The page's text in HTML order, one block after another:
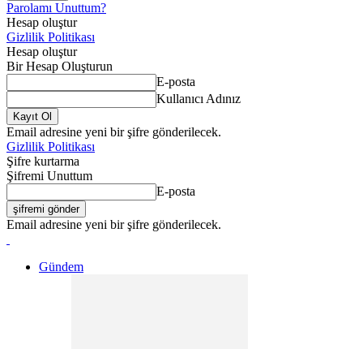
Parolamı Unuttum?
Hesap oluştur
Gizlilik Politikası
Hesap oluştur
Bir Hesap Oluşturun
E-posta
Kullanıcı Adınız
Email adresine yeni bir şifre gönderilecek.
Gizlilik Politikası
Şifre kurtarma
Şifremi Unuttum
E-posta
Email adresine yeni bir şifre gönderilecek.
Gündem